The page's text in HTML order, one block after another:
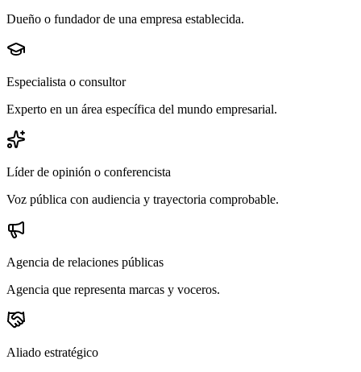
Dueño o fundador de una empresa establecida.
Especialista o consultor
Experto en un área específica del mundo empresarial.
Líder de opinión o conferencista
Voz pública con audiencia y trayectoria comprobable.
Agencia de relaciones públicas
Agencia que representa marcas y voceros.
Aliado estratégico